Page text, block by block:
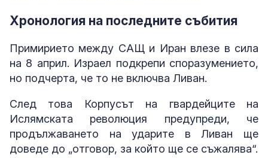
Хронология на последните събития
Примирието между САЩ и Иран влезе в сила
на 8 април. Израел подкрепи споразумението,
но подчерта, че то не включва Ливан.
След това Корпусът на гвардейците на
Ислямската революция предупреди, че
продължаването на ударите в Ливан ще
доведе до „отговор, за който ще се съжалява“.